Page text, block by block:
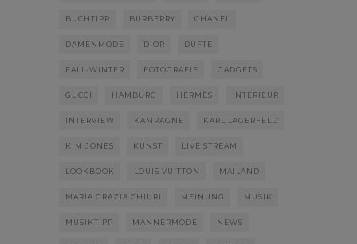
BUCHTIPP BURBERRY CHANEL
DAMENMODE DIOR DÜFTE
FALL-WINTER FOTOGRAFIE GADGETS
GUCCI HAMBURG HERMÈS INTERIEUR
INTERVIEW KAMPAGNE KARL LAGERFELD
KIM JONES KUNST LIVE STREAM
LOOKBOOK LOUIS VUITTON MAILAND
MARIA GRAZIA CHIURI MEINUNG MUSIK
MUSIKTIPP MÄNNERMODE NEWS